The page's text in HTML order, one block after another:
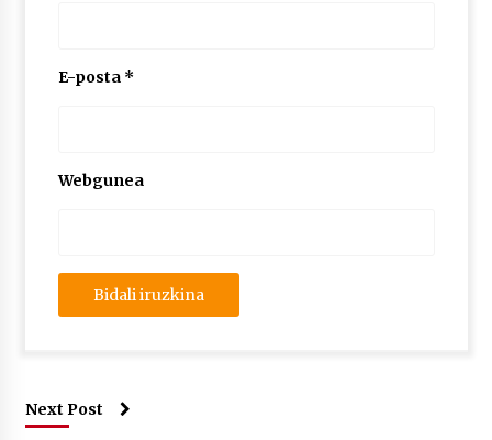
E-posta *
Webgunea
Next Post